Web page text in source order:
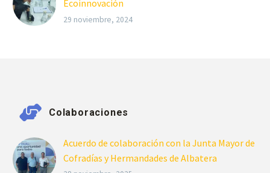
Ecoinnovación
El Colegio EFA El Campico celebra con orgullo
29 noviembre, 2024
Colaboraciones
Acuerdo de colaboración con la Junta Mayor de
Cofradías y Hermandades de Albatera